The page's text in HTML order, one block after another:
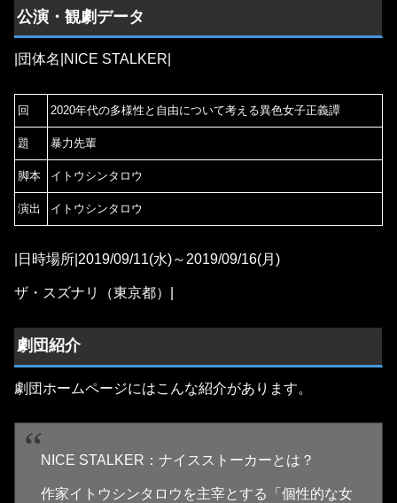
公演・観劇データ
|団体名|NICE STALKER|
回 2020年代の多様性と自由について考える異色女子正義譚
題 暴力先輩
脚本 イトウシンタロウ
演出 イトウシンタロウ
|日時場所|2019/09/11(水)～2019/09/16(月)
ザ・スズナリ（東京都）|
劇団紹介
劇団ホームページにはこんな紹介があります。
NICE STALKER：ナイスストーカーとは？
作家イトウシンタロウを主宰とする「個性的な女